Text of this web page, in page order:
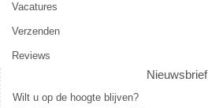
Vacatures
Verzenden
Reviews
Nieuwsbrief
Wilt u op de hoogte blijven?